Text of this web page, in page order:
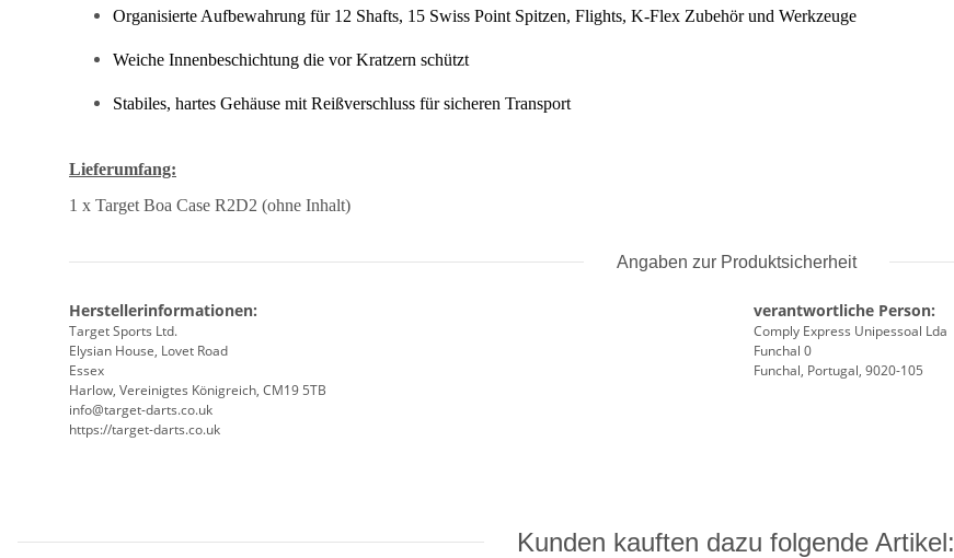
Organisierte Aufbewahrung für 12 Shafts, 15 Swiss Point Spitzen, Flights, K-Flex Zubehör und Werkzeuge
Weiche Innenbeschichtung die vor Kratzern schützt
Stabiles, hartes Gehäuse mit Reißverschluss für sicheren Transport
Lieferumfang:
1 x Target Boa Case R2D2 (ohne Inhalt)
Angaben zur Produktsicherheit
Herstellerinformationen:
Target Sports Ltd.
Elysian House, Lovet Road
Essex
Harlow, Vereinigtes Königreich, CM19 5TB
info@target-darts.co.uk
https://target-darts.co.uk
verantwortliche Person:
Comply Express Unipessoal Lda
Funchal 0
Funchal, Portugal, 9020-105
Kunden kauften dazu folgende Artikel: